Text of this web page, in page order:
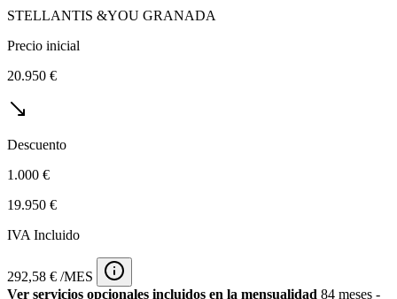
STELLANTIS &YOU GRANADA
Precio inicial
20.950 €
Descuento
1.000 €
19.950 €
IVA Incluido
292,58 € /MES
Ver servicios opcionales incluidos en la mensualidad 84 meses -